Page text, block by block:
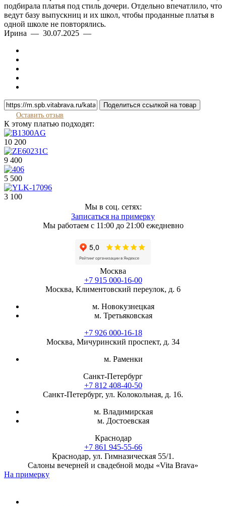
подбирала платья под стиль дочери. Отдельно впечатлило, что
ведут базу выпускниц и их школ, чтобы проданные платья в
одной школе не повторялись.
Ирина — 30.07.2025 —
Поделиться ссылкой на товар
Оставить отзыв
К этому платью подходят:
10 200
9 400
5 500
3 100
Мы в соц. сетях:
Записаться на примерку
Мы работаем с 11:00 до 21:00 ежедневно
Москва
+7 915 000-16-00
Москва, Климентовский переулок, д. 6
м. Новокузнецкая
м. Третьяковская
+7 926 000-16-18
Москва, Мичуринский проспект, д. 34
м. Раменки
Санкт-Петербург
+7 812 408-40-50
Санкт-Петербург, ул. Колокольная, д. 16.
м. Владимирская
м. Достоевская
Краснодар
+7 861 945-55-66
Краснодар, ул. Гимназическая 55/1.
Салоны вечерней и свадебной моды «Vita Brava»
На примерку